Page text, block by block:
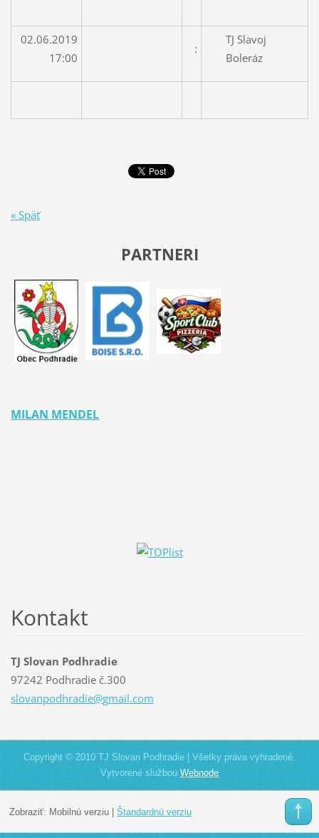
02.06.2019
17:00
:
TJ Slavoj
Boleráz
« Späť
PARTNERI
MILAN MENDEL
Kontakt
TJ Slovan Podhradie
97242 Podhradie č.300
slovanpodhradie@gmail.com
Copyright © 2010 TJ Slovan Podhradie | Všetky práva vyhradené.
Vytvorené službouWebnode
Zobraziť: Mobilnú verziu| Štandardnú verziu